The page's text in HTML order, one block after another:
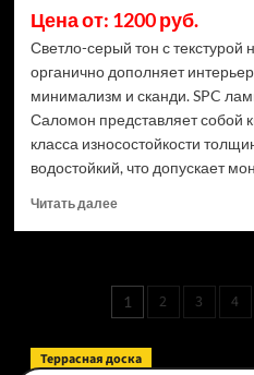
Цена от: 1200 руб.
Светло-серый тон с текстурой
органично дополняет
минимализм и сканди. SPC
Саломон представляет собой
класса износостойкости
водостойкий, что допускает
Читать далееПрочитать
ламинат
CronaFloor
Саломон
(Рейтинг
записей
1 2 3 4
Террасная доска